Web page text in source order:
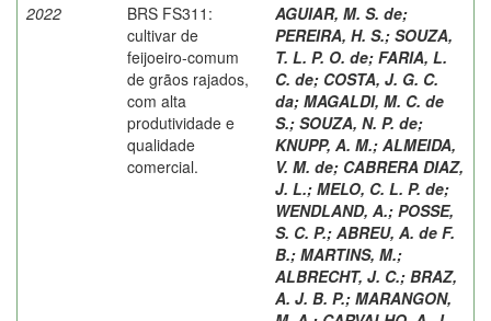
2022
BRS FS311:
cultivar de
feijoeiro-comum
de grãos rajados,
com alta
produtividade e
qualidade
comercial.
AGUIAR, M. S. de;
PEREIRA, H. S.; SOUZA,
T. L. P. O. de; FARIA, L.
C. de; COSTA, J. G. C.
da; MAGALDI, M. C. de
S.; SOUZA, N. P. de;
KNUPP, A. M.; ALMEIDA,
V. M. de; CABRERA DIAZ,
J. L.; MELO, C. L. P. de;
WENDLAND, A.; POSSE,
S. C. P.; ABREU, A. de F.
B.; MARTINS, M.;
ALBRECHT, J. C.; BRAZ,
A. J. B. P.; MARANGON,